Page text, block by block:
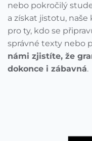
nebo pokročilý
a získat jistotu,
pro ty, kdo se
správné texty nebo
námi zjistíte, že
dokonce i zábavná.